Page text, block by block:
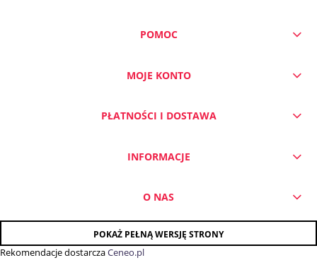
POMOC
MOJE KONTO
PŁATNOŚCI I DOSTAWA
INFORMACJE
O NAS
POKAŻ PEŁNĄ WERSJĘ STRONY
Rekomendacje dostarczaCeneo.pl